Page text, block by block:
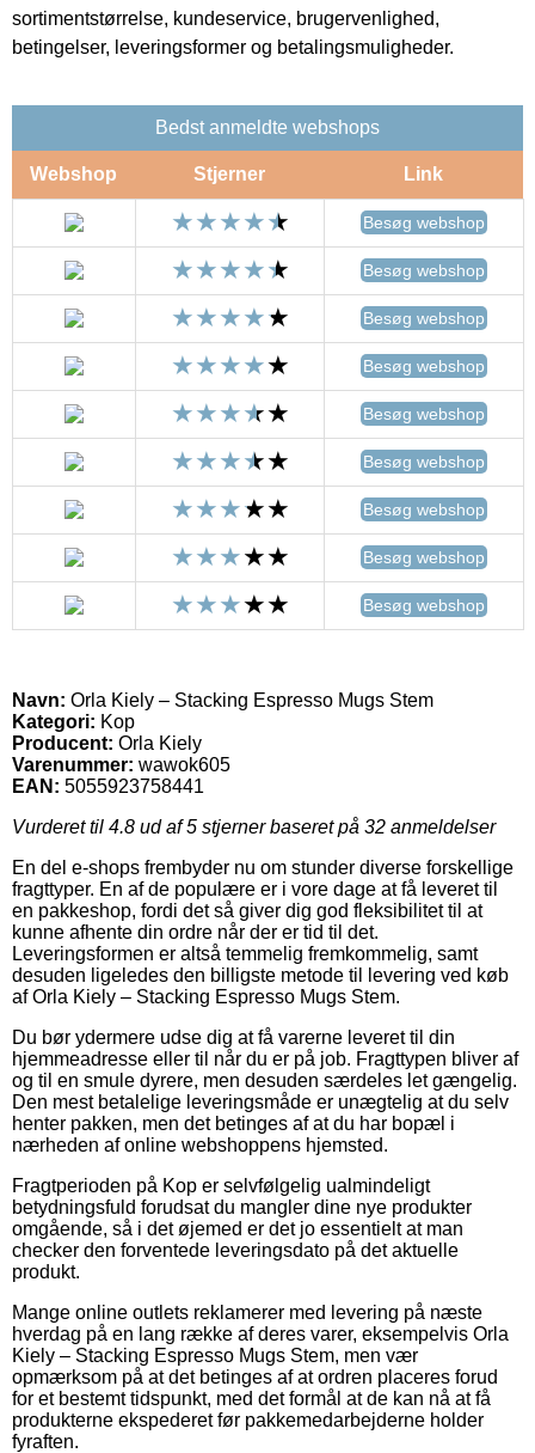
sortimentstørrelse, kundeservice, brugervenlighed,
betingelser, leveringsformer og betalingsmuligheder.
Bedst anmeldte webshops
Webshop Stjerner Link
Besøg webshop
Besøg webshop
Besøg webshop
Besøg webshop
Besøg webshop
Besøg webshop
Besøg webshop
Besøg webshop
Besøg webshop
Navn: Orla Kiely – Stacking Espresso Mugs Stem
Kategori: Kop
Producent: Orla Kiely
Varenummer: wawok605
EAN: 5055923758441
Vurderet til 4.8 ud af 5 stjerner baseret på 32 anmeldelser
En del e-shops frembyder nu om stunder diverse forskellige
fragttyper. En af de populære er i vore dage at få leveret til
en pakkeshop, fordi det så giver dig god fleksibilitet til at
kunne afhente din ordre når der er tid til det.
Leveringsformen er altså temmelig fremkommelig, samt
desuden ligeledes den billigste metode til levering ved køb
af Orla Kiely – Stacking Espresso Mugs Stem.
Du bør ydermere udse dig at få varerne leveret til din
hjemmeadresse eller til når du er på job. Fragttypen bliver af
og til en smule dyrere, men desuden særdeles let gængelig.
Den mest betalelige leveringsmåde er unægtelig at du selv
henter pakken, men det betinges af at du har bopæl i
nærheden af online webshoppens hjemsted.
Fragtperioden på Kop er selvfølgelig ualmindeligt
betydningsfuld forudsat du mangler dine nye produkter
omgående, så i det øjemed er det jo essentielt at man
checker den forventede leveringsdato på det aktuelle
produkt.
Mange online outlets reklamerer med levering på næste
hverdag på en lang række af deres varer, eksempelvis Orla
Kiely – Stacking Espresso Mugs Stem, men vær
opmærksom på at det betinges af at ordren placeres forud
for et bestemt tidspunkt, med det formål at de kan nå at få
produkterne ekspederet før pakkemedarbejderne holder
fyraften.